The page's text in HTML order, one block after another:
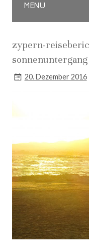
MENU
zypern-
sonnenuntergang
20. Dezember 2016